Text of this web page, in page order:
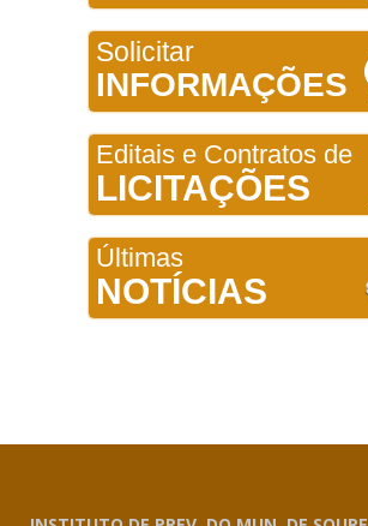
Solicitar
INFORMAÇÕES
Editais e Contratos de
LICITAÇÕES
Últimas
NOTÍCIAS